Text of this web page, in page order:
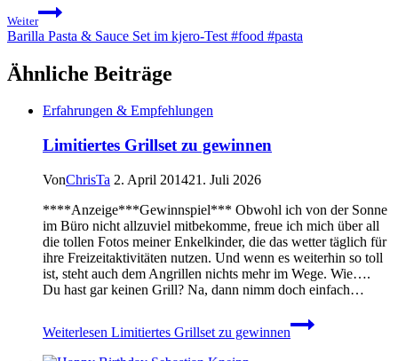
Weiter
Barilla Pasta & Sauce Set im kjero-Test #food #pasta
Ähnliche Beiträge
Erfahrungen & Empfehlungen
Limitiertes Grillset zu gewinnen
VonChrisTa 2. April 201421. Juli 2026
****Anzeige***Gewinnspiel*** Obwohl ich von der Sonne
im Büro nicht allzuviel mitbekomme, freue ich mich über all
die tollen Fotos meiner Enkelkinder, die das wetter täglich für
ihre Freizeitaktivitäten nutzen. Und wenn es weiterhin so toll
ist, steht auch dem Angrillen nichts mehr im Wege. Wie….
Du hast gar keinen Grill? Na, dann nimm doch einfach…
Weiterlesen Limitiertes Grillset zu gewinnen